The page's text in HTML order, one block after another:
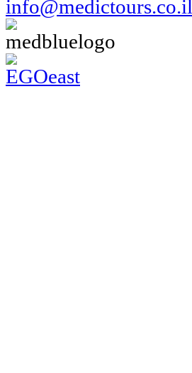
Хирургия
Лечение бесплодия
info@medictours.co.il